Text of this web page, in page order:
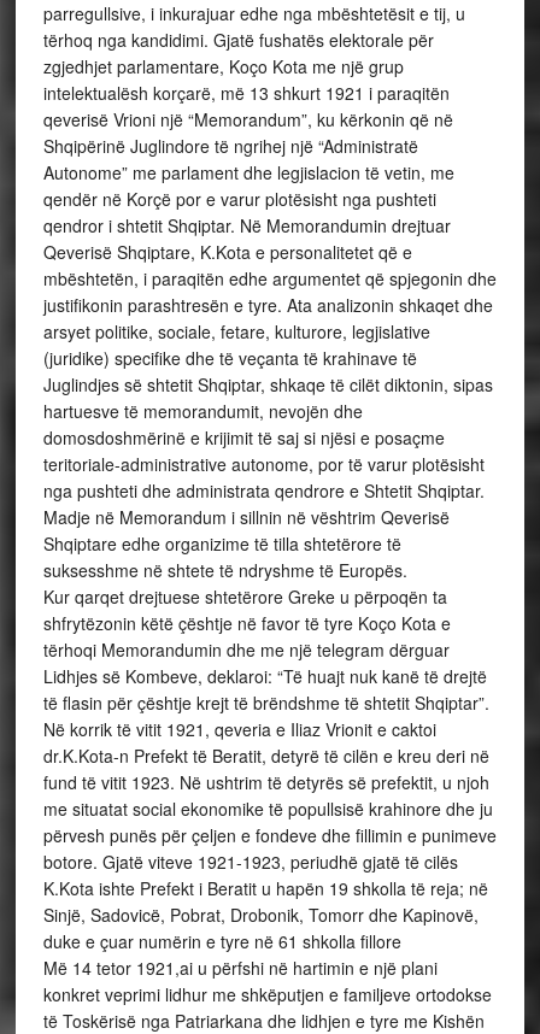
parregullsive, i inkurajuar edhe nga mbështetësit e tij, u
tërhoq nga kandidimi. Gjatë fushatës elektorale për
zgjedhjet parlamentare, Koço Kota me një grup
intelektualësh korçarë, më 13 shkurt 1921 i paraqitën
qeverisë Vrioni një “Memorandum”, ku kërkonin që në
Shqipërinë Juglindore të ngrihej një “Administratë
Autonome” me parlament dhe legjislacion të vetin, me
qendër në Korçë por e varur plotësisht nga pushteti
qendror i shtetit Shqiptar. Në Memorandumin drejtuar
Qeverisë Shqiptare, K.Kota e personalitetet që e
mbështetën, i paraqitën edhe argumentet që spjegonin dhe
justifikonin parashtresën e tyre. Ata analizonin shkaqet dhe
arsyet politike, sociale, fetare, kulturore, legjislative
(juridike) specifike dhe të veçanta të krahinave të
Juglindjes së shtetit Shqiptar, shkaqe të cilët diktonin, sipas
hartuesve të memorandumit, nevojën dhe
domosdoshmërinë e krijimit të saj si njësi e posaçme
teritoriale-administrative autonome, por të varur plotësisht
nga pushteti dhe administrata qendrore e Shtetit Shqiptar.
Madje në Memorandum i sillnin në vështrim Qeverisë
Shqiptare edhe organizime të tilla shtetërore të
suksesshme në shtete të ndryshme të Europës.
Kur qarqet drejtuese shtetërore Greke u përpoqën ta
shfrytëzonin këtë çështje në favor të tyre Koço Kota e
tërhoqi Memorandumin dhe me një telegram dërguar
Lidhjes së Kombeve, deklaroi: “Të huajt nuk kanë të drejtë
të flasin për çështje krejt të brëndshme të shtetit Shqiptar”.
Në korrik të vitit 1921, qeveria e Iliaz Vrionit e caktoi
dr.K.Kota-n Prefekt të Beratit, detyrë të cilën e kreu deri në
fund të vitit 1923. Në ushtrim të detyrës së prefektit, u njoh
me situatat social ekonomike të popullsisë krahinore dhe ju
përvesh punës për çeljen e fondeve dhe fillimin e punimeve
botore. Gjatë viteve 1921-1923, periudhë gjatë të cilës
K.Kota ishte Prefekt i Beratit u hapën 19 shkolla të reja; në
Sinjë, Sadovicë, Pobrat, Drobonik, Tomorr dhe Kapinovë,
duke e çuar numërin e tyre në 61 shkolla fillore
Më 14 tetor 1921,ai u përfshi në hartimin e një plani
konkret veprimi lidhur me shkëputjen e familjeve ortodokse
të Toskërisë nga Patriarkana dhe lidhjen e tyre me Kishën